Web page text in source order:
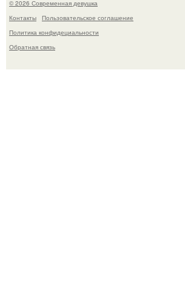
© 2026 Современная девушка
Контакты
Пользовательское соглашение
Политика конфидециальности
Обратная связь